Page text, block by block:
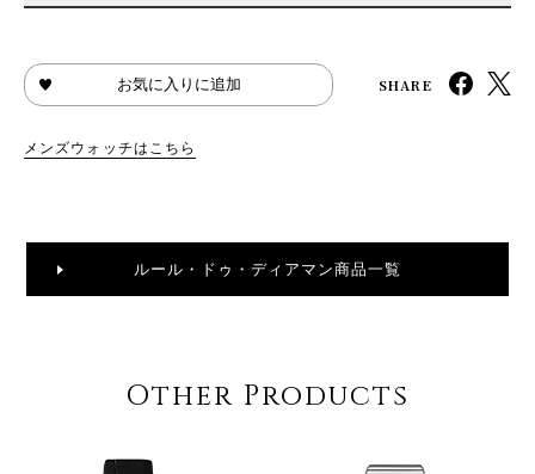
お気に入りに追加 SHARE
メンズウォッチはこちら
ルール・ドゥ・ディアマン商品一覧
Other Products